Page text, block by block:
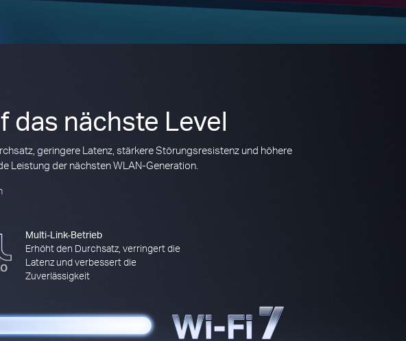
das nächste Level
geringere Latenz, stärkere Störungsresistenz und höhere
Leistung der nächsten WLAN-Generation.
Multi-Link-Betrieb
Erhöht den Durchsatz, verringert die
Latenz und verbessert die
Zuverlässigkeit